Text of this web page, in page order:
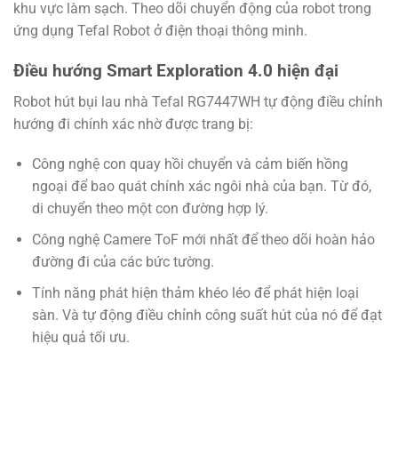
khu vực làm sạch. Theo dõi chuyển động của robot trong
ứng dụng Tefal Robot ở điện thoại thông minh.
Điều hướng Smart Exploration 4.0 hiện đại
Robot hút bụi lau nhà Tefal RG7447WH tự động điều chỉnh
hướng đi chính xác nhờ được trang bị:
Công nghệ con quay hồi chuyển và cảm biến hồng
ngoại để bao quát chính xác ngôi nhà của bạn. Từ đó,
di chuyển theo một con đường hợp lý.
Công nghệ Camere ToF mới nhất để theo dõi hoàn hảo
đường đi của các bức tường.
Tính năng phát hiện thảm khéo léo để phát hiện loại
sàn. Và tự động điều chỉnh công suất hút của nó để đạt
hiệu quả tối ưu.